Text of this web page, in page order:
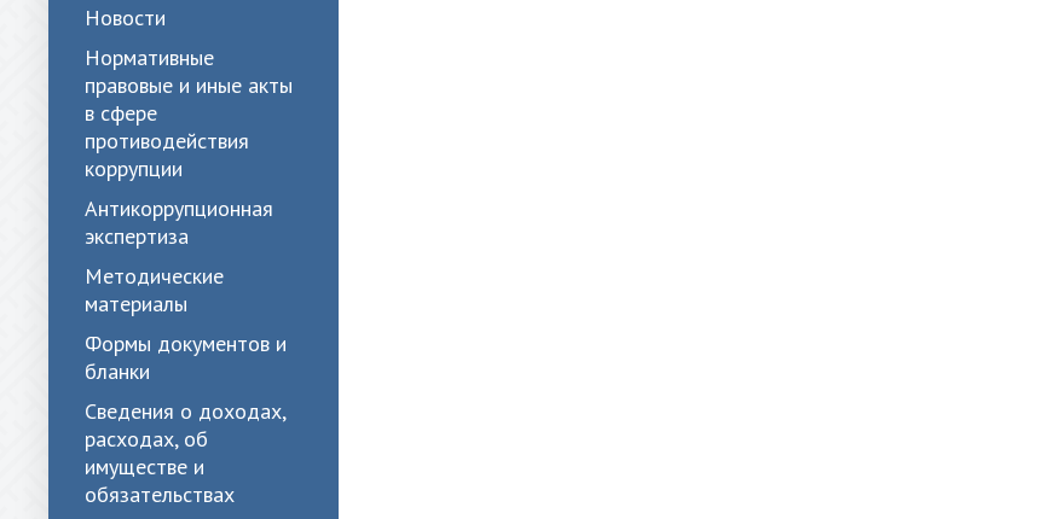
Новости
Нормативные
правовые и иные акты
в сфере
противодействия
коррупции
Антикоррупционная
экспертиза
Методические
материалы
Формы документов и
бланки
Сведения о доходах,
расходах, об
имуществе и
обязательствах